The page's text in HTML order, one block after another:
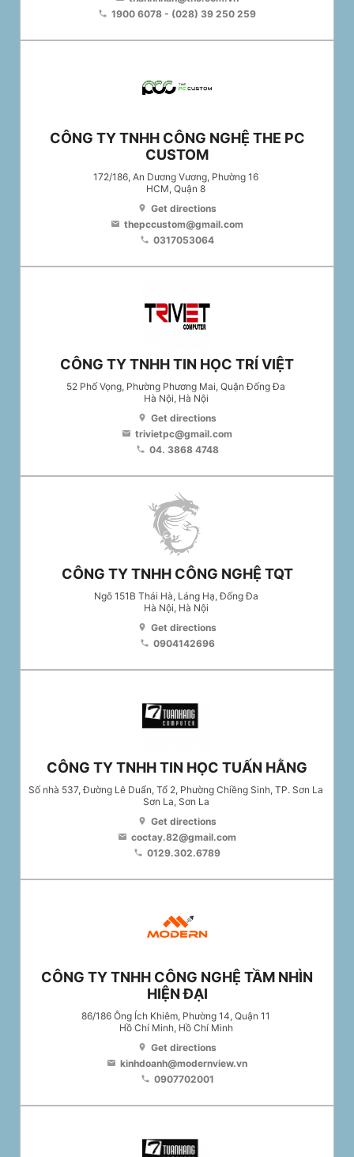
phone 1900 6078 - (028) 39 250 259
CÔNG TY TNHH CÔNG NGHỆ THE PC
CUSTOM
172/186, An Dương Vương, Phường 16
HCM, Quận 8
location_on Get directions
email thepccustom@gmail.com
phone 0317053064
CÔNG TY TNHH TIN HỌC TRÍ VIỆT
52 Phố Vọng, Phường Phương Mai, Quận Đống Đa
Hà Nội, Hà Nội
location_on Get directions
email trivietpc@gmail.com
phone 04. 3868 4748
CÔNG TY TNHH CÔNG NGHỆ TQT
Ngõ 151B Thái Hà, Láng Hạ, Đống Đa
Hà Nội, Hà Nội
location_on Get directions
phone 0904142696
CÔNG TY TNHH TIN HỌC TUẤN HẰNG
Số nhà 537, Đường Lê Duẩn, Tổ 2, Phường Chiềng Sinh, TP. Sơn La
Sơn La, Sơn La
location_on Get directions
email coctay.82@gmail.com
phone 0129.302.6789
CÔNG TY TNHH CÔNG NGHỆ TẦM NHÌN
HIỆN ĐẠI
86/186 Ông Ích Khiêm, Phường 14, Quận 11
Hồ Chí Minh, Hồ Chí Minh
location_on Get directions
email kinhdoanh@modernview.vn
phone 0907702001